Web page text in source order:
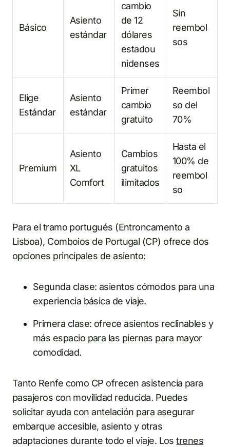
Básico
Asiento
estándar
cambio
de 12
dólares
estadou
nidenses
Sin
reembol
sos
Elige
Estándar
Asiento
estándar
Primer
cambio
gratuito
Reembol
so del
70%
Premium
Asiento
XL
Comfort
Cambios
gratuitos
ilimitados
Hasta el
100% de
reembol
so
Para el tramo portugués (Entroncamento a
Lisboa), Comboios de Portugal (CP) ofrece dos
opciones principales de asiento:
Segunda clase: asientos cómodos para una
experiencia básica de viaje.
Primera clase: ofrece asientos reclinables y
más espacio para las piernas para mayor
comodidad.
Tanto Renfe como CP ofrecen asistencia para
pasajeros con movilidad reducida. Puedes
solicitar ayuda con antelación para asegurar
embarque accesible, asiento y otras
adaptaciones durante todo el viaje. Lostrenes